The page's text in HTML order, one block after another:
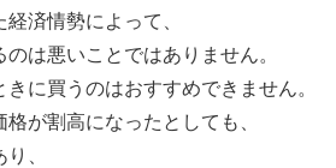
済情勢によって、
は悪いことではありません。
に買うのはおすすめできません。
が割高になったとしても、
、